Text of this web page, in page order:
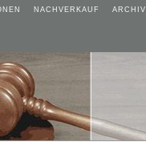
NACHVERKAUF ARCHIV